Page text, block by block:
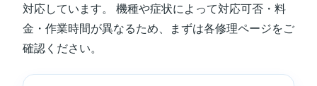
対応しています。 機種や症状によって対応可否・料
金・作業時間が異なるため、まずは各修理ページをご
確認ください。